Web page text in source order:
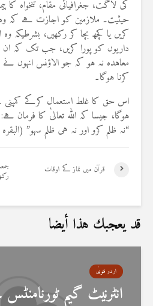
کی لاگت، جغرافیائی مقام، تنخواہ کا
حیثیت۔ ملازمین کو اجازت ہے کہ
کریں یا کچھ بچا کر رکھیں، بشرطیکہ
داریوں کو پورا کریں، جب تک کہ ان
معاہدہ نہ ہو کہ جو الاؤنس انہوں
کرنا ہوگا۔
اس حق کا غلط استعمال کرکے کمپنی
ہوگا، جیسا کہ اللہ تعالیٰ کا فرمان ہے:
“نہ ظلم کرو اور نہ ہی ظلم سہو” (البقرہ 2:279)
قرآن میں نماز کے اوقات
قد يعجبك هذا أيضا
اردو فتویٰ
انٹرنیٹ گیم